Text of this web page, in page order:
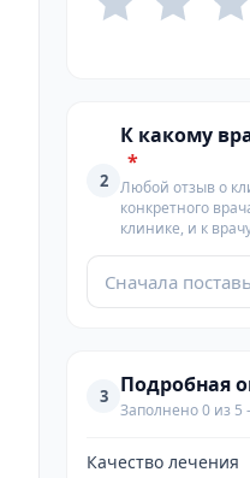
2
К какому
*
Любой отзыв о
конкретного
клинике, и к
Сначала
3 Подробная
Заполнено 0 из
Качество лечения